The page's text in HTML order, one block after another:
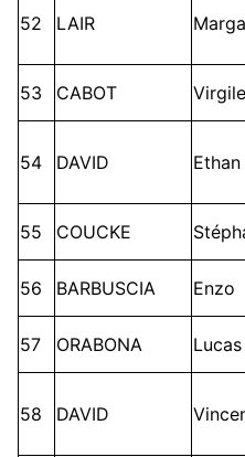
52 LAIR
53 CABOT Virgile
54 DAVID Ethan
55 COUCKE
56 BARBUSCIA Enzo
57 ORABONA Lucas
58 DAVID